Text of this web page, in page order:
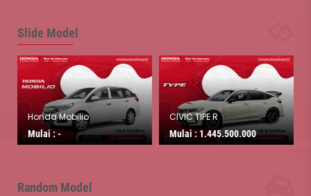
Slide Model
Honda Mobilio
Mulai : -
CIVIC TIPE R
Mulai : 1.445.500.000
Random Model